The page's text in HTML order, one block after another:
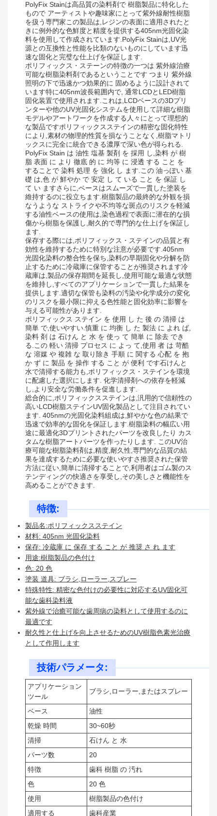
PolyFix Stainは高品質の染料剤で 樹脂製品に特化した
もので アーティストや趣味家にとって紫外線耐性樹脂
を扱う専門家この製品は,レジンの表面に適用されたと
きに例外的な色鮮度と精度を提供する405nm光固化染
料を使用して作成されています.PolyFix Stainは,UV光
源との互換性と性能を比類のないものにしています迅
速な固化と完璧な仕上げを保証します.
ポリフィックス・ステーンの特徴の一つは 紫外線治療
可能な樹脂染料剤であるということです つまり 紫外線
照明の下で迅速かつ効果的に 固めるように設計されて
います特に405nm波長範囲内で, 通常LCDとLED樹脂
固化装置で使用されます.これは,LCDベースの3Dプリ
ンターや他のUV光固化システムを使用して詳細な樹脂
モデルやアートワークを作成する人々にとって理想的
な製品ですポリフィックスステインの精密な固化特性
により,素材の物理的性質を損なうことなく,樹脂マトリ
ックスに完全に統合できる濃厚で深い色が得られる.
PolyFix Stain は 油性 塩基 製剤 を 採用 し,染料 が 樹
脂 表面 に より 徹底 的 に 均等 に 浸透 する こと を
することで 染料 処理 を 強化 し ます.この 油っぽい 基
礎 は,色 が 鮮やか で 安定 し て いる こと を 保証 し
て い ますさらに,ベースはスムーズで一貫した塗装を
維持するのに役立ちます.樹脂製品の最終的な外観を損
なうような ストライクや不均等な斑点のリスクを軽減
する油性ベースの使用は,染色過程で表面に潜在的な損
傷から樹脂を保護し,耐久的で専門的な仕上げを保証し
ます.
保存する際には,ポリフィックス・ステインの品質と有
効性を維持するために特別な注意が必要です.405nm
光固化染料の整合性を保ち,染料の早期固化や分解を防
止するために冷蔵庫に保管することが推奨されます冷
蔵庫は,製品の保存期間を延長し,使用可能な最適な状態
を維持し,すべてのアプリケーションで一貫した結果を
提供します.適切な保管も染料の汚染や化学成分の変化
のリスクを最小限に抑える色性能と固化効率に影響を
与える可能性があります.
ポリフィックス ステイン を 使用 し た 後 の 清掃 は
簡単 で,使いやすい.慎重 に 均衡 し た 製法 に よれ ば,
染料 剤 は 石けん と 水 を 使っ て 簡単 に 除去 でき
る.この 軽い 清掃 プロセス に よっ て,使用 者 は 苛酷
な 溶媒 や 複雑 な 取り除き 手順 に 関する 心配 を 抱
か ず に 製品 を 操作 する こと が 便利 です石けんと
水で清掃する能力も,ポリフィックス・ステインを環境
に配慮した選択にします. 化学清掃剤への依存を軽減
し,より安全な労働条件を促進します.
総合的に,ポリフィックスステインは,汎用的で信頼性の
高いLCD樹脂ステインUV固化製品として注目されてい
ます. 405nmの光固化染料組成は,鮮やかな色の結果で
迅速で効率的な固化を保証します.樹脂染料の幅広い用
途に最適化3Dプリントされたパーツを改良したり カス
タムな樹脂アートパーツを作ったりします. このUV治
療可能な樹脂染料剤は,精度,耐久性,専門的な品質の結
果を達成するために必要な使いやすさ推奨された保管
方法に従い,簡単に清掃することで,利用者はゴム製のス
テンディングの快適さを享受し,その美しさと機能性を
高めることができます.
特徴:
製品名:ポリフィックスステイン
材料: 405nm 光固化染料
保存: 冷蔵庫 に 保存 する こと が 推奨 さ れ ます
用途:樹脂製品の色付け
色: 20 色
塗装 道具: ブラシ,ローラー,スプレー
特殊特性: 精密な色付けの必要性に対応するUV固化可
能な歯科染料液
紫外線で治癒可能な歯周病の染料として使用するのに
最適です
耐久性と仕上げを向上させるためのUV樹脂色素光治療
として作用します
技術パラメータ:
アプリケーション
ツール
ブラシ,ローラー,またはスプレー
ベース
油性
乾燥 時間
30~60秒
清掃
石けん と 水
パーツ数
20
特徴
歯科 樹脂 の 汚れ
色
20 色
使用
樹脂製品の色付け
適用する
歯科産業